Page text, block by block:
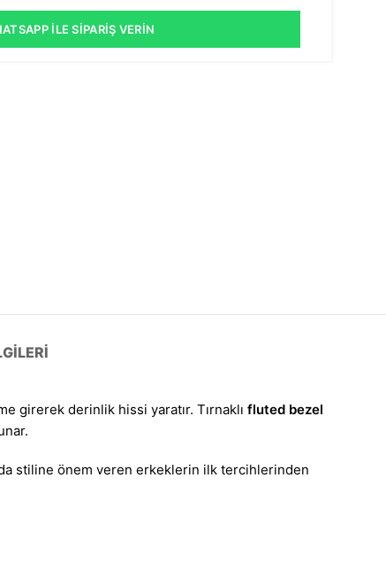
İLE SIPARIŞ VERIN
girerek derinlik hissi yaratır. Tırnaklı fluted bezel
stiline önem veren erkeklerin ilk tercihlerinden